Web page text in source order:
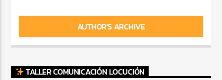
AUTHOR'S ARCHIVE
TALLER COMUNICACIÓN LOCUCIÓN